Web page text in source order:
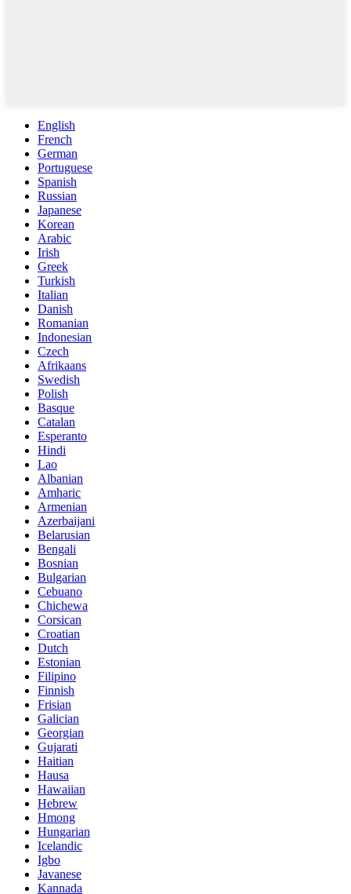
English
French
German
Portuguese
Spanish
Russian
Japanese
Korean
Arabic
Irish
Greek
Turkish
Italian
Danish
Romanian
Indonesian
Czech
Afrikaans
Swedish
Polish
Basque
Catalan
Esperanto
Hindi
Lao
Albanian
Amharic
Armenian
Azerbaijani
Belarusian
Bengali
Bosnian
Bulgarian
Cebuano
Chichewa
Corsican
Croatian
Dutch
Estonian
Filipino
Finnish
Frisian
Galician
Georgian
Gujarati
Haitian
Hausa
Hawaiian
Hebrew
Hmong
Hungarian
Icelandic
Igbo
Javanese
Kannada